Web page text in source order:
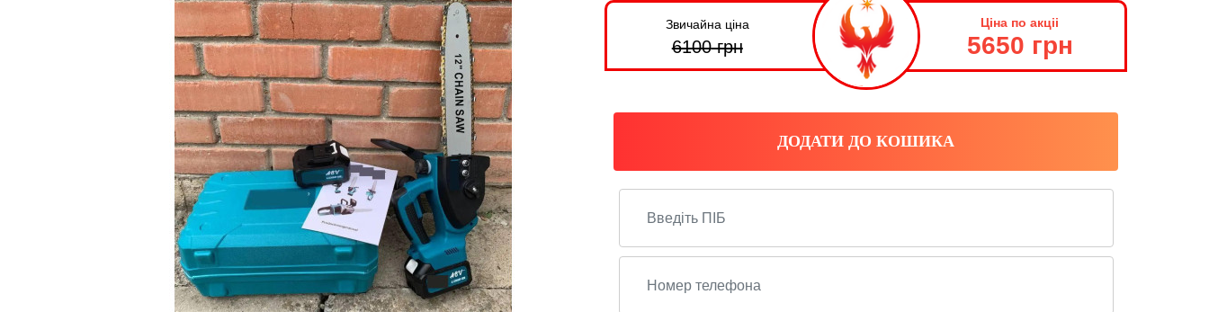
Звичайна ціна
6100грн
Ціна по акціі
5650 грн
ДОДАТИ ДО КОШИКА